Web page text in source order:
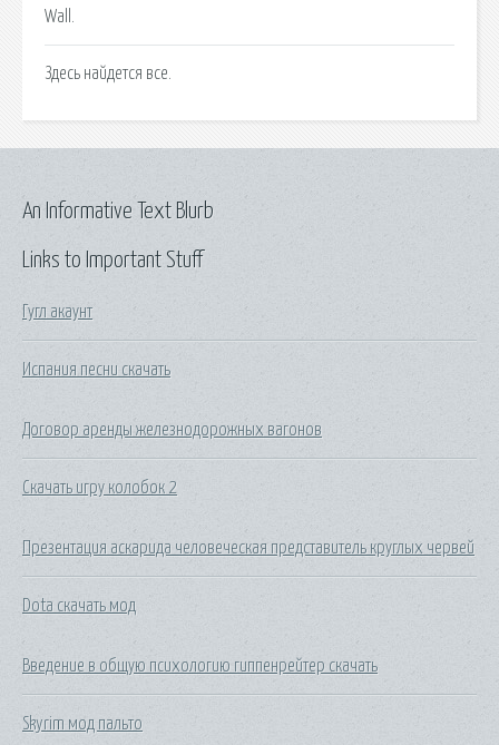
Wall.
Здесь найдется все.
Links to Important Stuff
Гугл акаунт
Испания песни скачать
Договор аренды железнодорожных вагонов
Скачать игру колобок 2
Презентация аскарида человеческая представитель круглых червей
Dota скачать мод
Введение в общую психологию гиппенрейтер скачать
Skyrim мод пальто
An Informative Text Blurb